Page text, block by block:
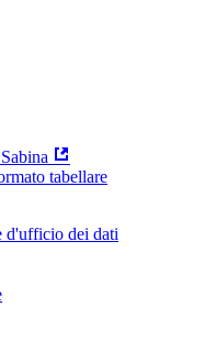
tabellare
d'ufficio dei dati